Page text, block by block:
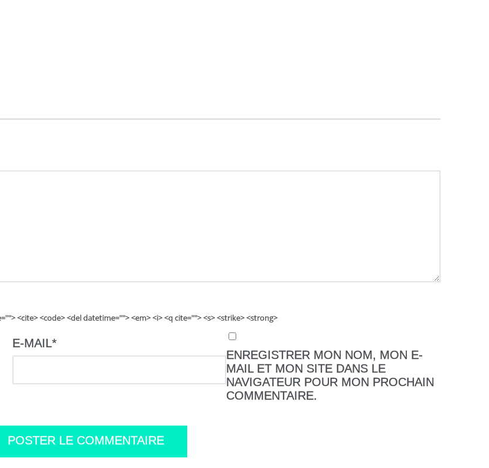
<cite> <code> <del datetime=""> <em> <i> <q cite=""> <s> <strike> <strong>
E-MAIL*
ENREGISTRER MON NOM, MON E-
MAIL ET MON SITE DANS LE
NAVIGATEUR POUR MON PROCHAIN
COMMENTAIRE.